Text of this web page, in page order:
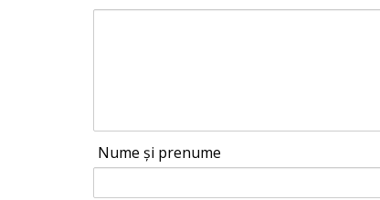
Nume și prenume